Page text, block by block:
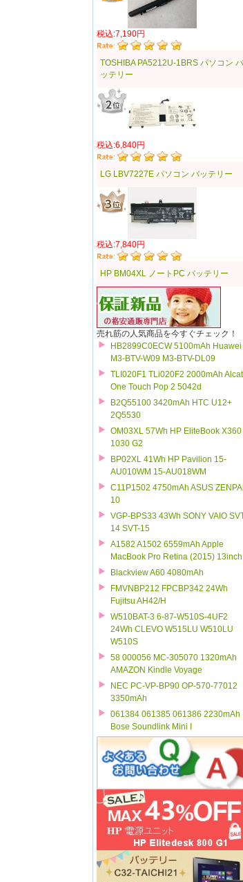
税込:7,190円
TOSHIBA PA5212U-1BRS パソコン
ッテリー
税込:6,840円
LG LBV7227E パソコン バッテリー
税込:7,840円
HP BM04XL ノートPC バッテリー
売れ筋の人気商品を今すぐチェック！
HB2899C0ECW 5100mAh Huawei
M3-BTV-W09 M3-BTV-DL09
TLI020F1 TLi020F2 2000mAh
One Touch Pop 2 5042d
B2Q55100 3420mAh HTC U12+
2Q5530
OM03XL 57Wh HP EliteBook X360
1030 G2
BP02XL 41Wh HP Pavilion 15-
AU010WM 15-AU018WM
C11P1502 4750mAh ASUS
10
VGP-BPS33 43Wh SONY VAIO
14 SVT-15
A1582 A1502 6559mAh Apple
MacBook Pro Retina (2015) 13inch
Blackview A60 4080mAh
FMVNBP212 FPCBP342 24Wh
Fujitsu AH42/H
W510BAT-3 6-87-W510S-4UF2
24Wh CLEVO W515LU W510LU
W510S
58 000056 MC-305070 1320mAh
AMAZON Kindle Voyage
NEC PC-VP-BP90 OP-570-77012
3350mAh
061384 061385 061386 2230mAh
Bose Soundlink Mini I